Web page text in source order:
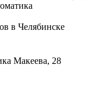
в Челябинске
Макеева, 28